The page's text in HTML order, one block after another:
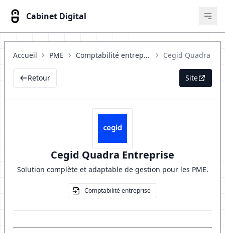
Cabinet Digital
Accueil PME Comptabilité entreprise
Retour Site
Cegid Quadra Entreprise
Solution complète et adaptable de gestion pour les PME.
Comptabilité entreprise